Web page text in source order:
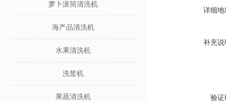
萝卜滚筒清洗机
海产品清洗机
水果清洗机
洗筐机
果蔬清洗机
详细地
补充说
验证